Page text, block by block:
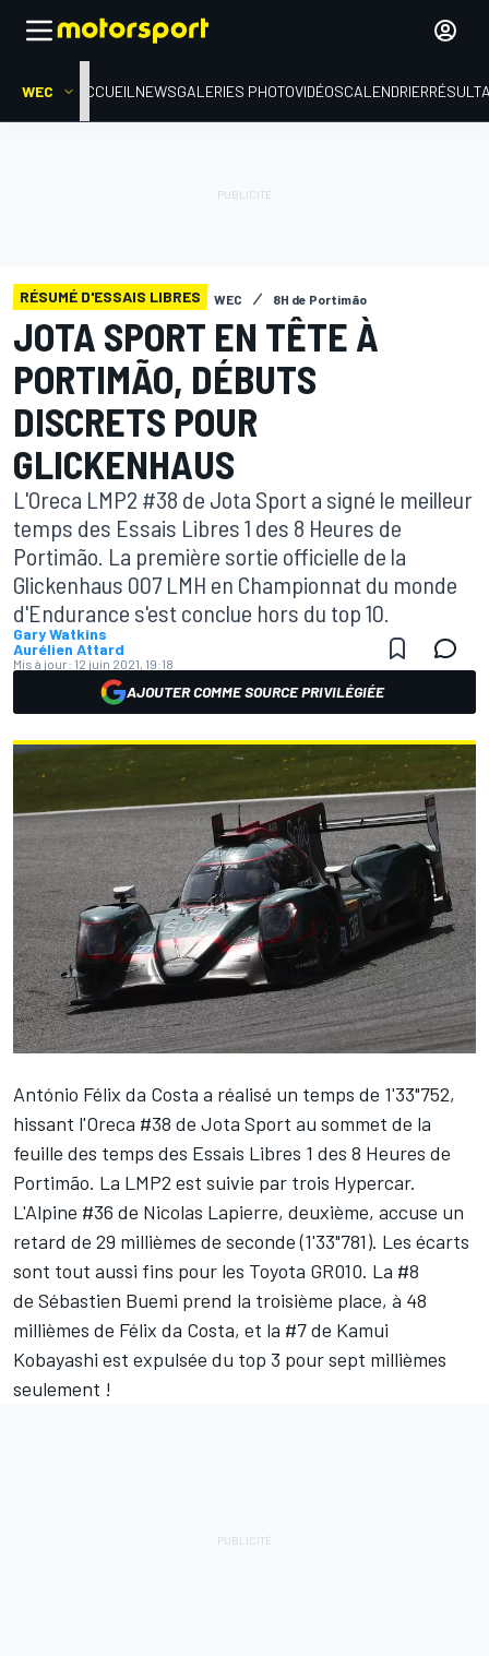
WEC ACCUEIL NEWSGALERIES PHOTOVIDÉOSCALENDRIER
RÉSUMÉ D'ESSAIS LIBRES WEC 8H de Portimão
JOTA SPORT EN TÊTE À
PORTIMÃO, DÉBUTS
DISCRETS POUR
GLICKENHAUS
L'Oreca LMP2 #38 de Jota Sport a signé le meilleur
temps des Essais Libres 1 des 8 Heures de
Portimão. La première sortie officielle de la
Glickenhaus 007 LMH en Championnat du monde
d'Endurance s'est conclue hors du top 10.
Gary Watkins
Aurélien Attard
Mis à jour: 12 juin 2021, 19:18
AJOUTER COMME SOURCE PRIVILÉGIÉE
António Félix da Costa a réalisé un temps de 1'33"752,
hissant l'Oreca #38 de Jota Sport au sommet de la
feuille des temps des Essais Libres 1 des 8 Heures de
Portimão. La LMP2 est suivie par trois Hypercar.
L'Alpine #36 de Nicolas Lapierre, deuxième, accuse un
retard de 29 millièmes de seconde (1'33"781). Les écarts
sont tout aussi fins pour les Toyota GR010. La #8
de Sébastien Buemi prend la troisième place, à 48
millièmes de Félix da Costa, et la #7 de Kamui
Kobayashi est expulsée du top 3 pour sept millièmes
seulement !